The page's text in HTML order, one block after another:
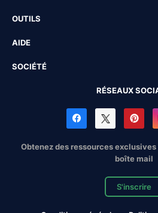
OUTILS
AIDE
SOCIÉTÉ
RÉSEAUX
Obtenez des ressources
boîte mail
S'inscrire